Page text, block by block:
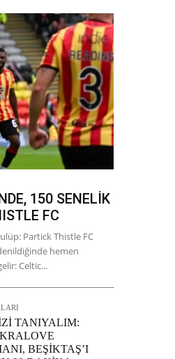
150 SENELİK
FC
Partick Thistle FC
hemen
Celtic...
TANIYALIM:
BEŞİKTAŞ’I